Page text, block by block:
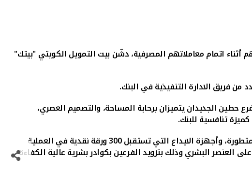
أثناء اتمام معاملاتهم المصرفية، دشّن بيت التمويل الكويتي "بيتك"
فريق الادارة التنفيذية في البنك.
الجديدان يتميزان برحابة المساحة، والتصميم العصري،
تنافسية للبنك.
المتطورة، وأجهزة الايداع التي تستقبل 300 ورقة نقدية في العملية
البشري وذلك بتزويد الفرعين بكوادر بشرية عالية الكفاءة